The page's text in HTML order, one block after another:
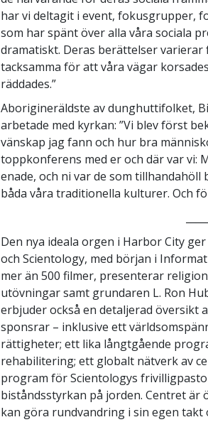
har vi deltagit i event, fokusgrupper,
som har spänt över alla våra sociala
dramatiskt. Deras berättelser varierar
tacksamma för att våra vägar
räddades.”
Aborigineräldste av dunghuttifolket,
arbetade med kyrkan: ”Vi blev först
vänskap jag fann och hur bra
toppkonferens med er och där var vi:
enade, och ni var de som
båda våra traditionella kulturer. Och
Den nya ideala orgen i Harbor City
och Scientology, med början i
mer än 500 filmer, presenterar
utövningar samt grundaren L. Ron
erbjuder också en detaljerad översikt
sponsrar – inklusive ett
rättigheter; ett lika långtgående
rehabilitering; ett globalt nätverk av
program för Scientologys
biståndsstyrkan på jorden. Centret
kan göra rundvandring i sin egen takt